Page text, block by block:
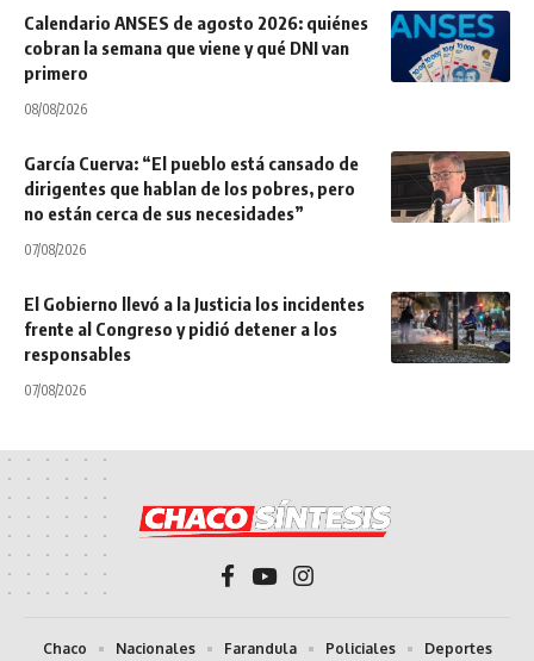
Calendario ANSES de agosto 2026: quiénes
cobran la semana que viene y qué DNI van
primero
08/08/2026
García Cuerva: “El pueblo está cansado de
dirigentes que hablan de los pobres, pero
no están cerca de sus necesidades”
07/08/2026
El Gobierno llevó a la Justicia los incidentes
frente al Congreso y pidió detener a los
responsables
07/08/2026
Chaco Nacionales Farandula Policiales Deportes